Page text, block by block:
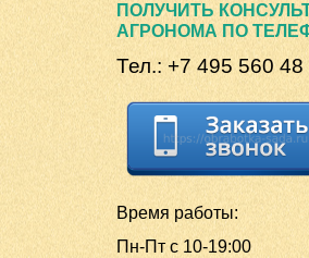
ПОЛУЧИТЬ
АГРОНОМА ПО
Тел.: +7 495 560 48
Время работы:
Пн-Пт с 10-19:00